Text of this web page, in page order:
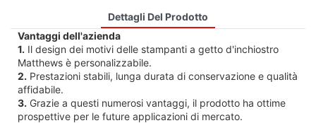
Dettagli Del Prodotto
Vantaggi dell'azienda
1. Il design dei motivi delle stampanti a getto d'inchiostro
Matthews è personalizzabile.
2. Prestazioni stabili, lunga durata di conservazione e qualità
affidabile.
3. Grazie a questi numerosi vantaggi, il prodotto ha ottime
prospettive per le future applicazioni di mercato.